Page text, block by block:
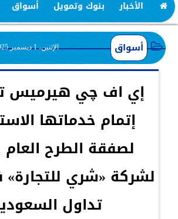
الأخبار بنوك وتمويل أسواق
أسواق الإثنين، 1 ديسمبر 2025
إي اف چي هيرميس
إتمام خدماتها
لصفقة الطرح العام
لشركة «شري
تداول